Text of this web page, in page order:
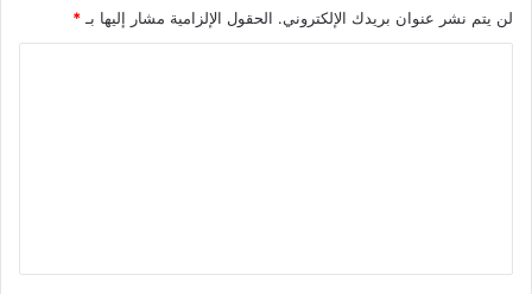
لن يتم نشر عنوان بريدك الإلكتروني. الحقول الإلزامية مشار إليها بـ*
ق